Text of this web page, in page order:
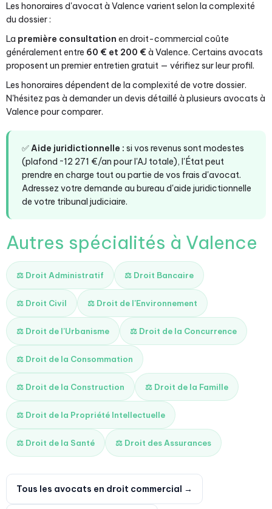
Les honoraires d'avocat à Valence varient selon la complexité
du dossier :
La première consultation en droit-commercial coûte
généralement entre 60 € et 200 € à Valence. Certains avocats
proposent un premier entretien gratuit — vérifiez sur leur profil.
Les honoraires dépendent de la complexité de votre dossier.
N'hésitez pas à demander un devis détaillé à plusieurs avocats à
Valence pour comparer.
✅Aide juridictionnelle : si vos revenus sont modestes
(plafond ~12 271 €/an pour l'AJ totale), l'État peut
prendre en charge tout ou partie de vos frais d'avocat.
Adressez votre demande au bureau d'aide juridictionnelle
de votre tribunal judiciaire.
Autres spécialités à Valence
⚖️ Droit Administratif ⚖️ Droit Bancaire
⚖️ Droit Civil ⚖️ Droit de l'Environnement
⚖️ Droit de l'Urbanisme ⚖️ Droit de la Concurrence
⚖️ Droit de la Consommation
⚖️ Droit de la Construction ⚖️ Droit de la Famille
⚖️ Droit de la Propriété Intellectuelle
⚖️ Droit de la Santé ⚖️ Droit des Assurances
Tous les avocats en droit commercial →